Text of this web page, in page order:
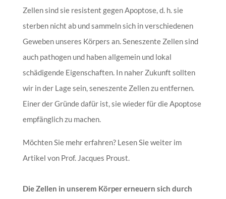
Zellen sind sie resistent gegen Apoptose, d. h. sie
sterben nicht ab und sammeln sich in verschiedenen
Geweben unseres Körpers an. Seneszente Zellen sind
auch pathogen und haben allgemein und lokal
schädigende Eigenschaften. In naher Zukunft sollten
wir in der Lage sein, seneszente Zellen zu entfernen.
Einer der Gründe dafür ist, sie wieder für die Apoptose
empfänglich zu machen.
Möchten Sie mehr erfahren? Lesen Sie weiter im
Artikel von Prof. Jacques Proust.
Die Zellen in unserem Körper erneuern sich durch